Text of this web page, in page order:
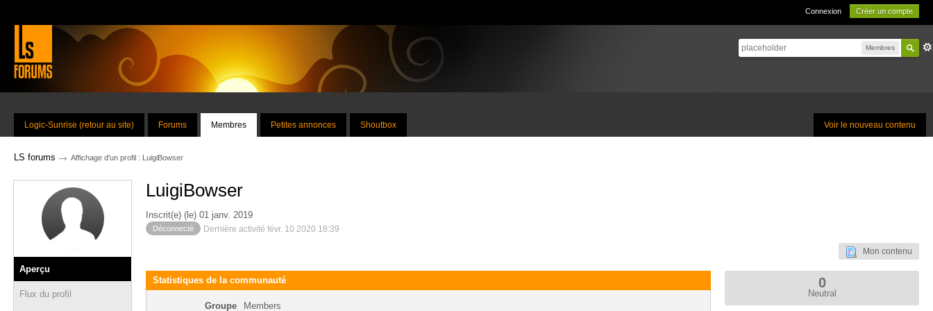
Connexion Créer un compte
Membres
Voir le nouveau contenu
Logic-Sunrise (retour au site) Forums Membres Petites annonces Shoutbox
LS forums → Affichage d'un profil : LuigiBowser
Aperçu
Flux du profil
LuigiBowser
Inscrit(e) (le) 01 janv. 2019
Déconnecté Dernière activité févr. 10 2020 18:39
Mon contenu
Statistiques de la communauté
Groupe Members
0
Neutral